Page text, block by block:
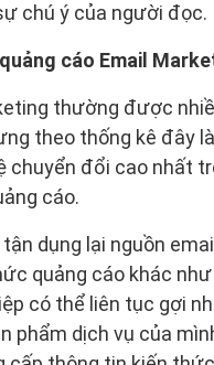
chú ý của người đọc.
cáo Email
thường được
theo thống kê đây
chuyển đổi cao nhất
cáo.
tận dụng lại nguồn
quảng cáo khác như
có thể liên tục gợi
phẩm dịch vụ của